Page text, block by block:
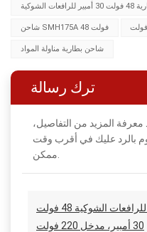
الشوكية
شاحن SMH175A 48 فولت
شاحن بطارية مناولة المواد
ترك رسالة
معرفة المزيد من التفاصيل،
بالرد عليك في أقرب وقت
شاحن بطاريات سائلة للرافعات الشوكية 48 فولت
30 أمبير، مدخل 220 فولت